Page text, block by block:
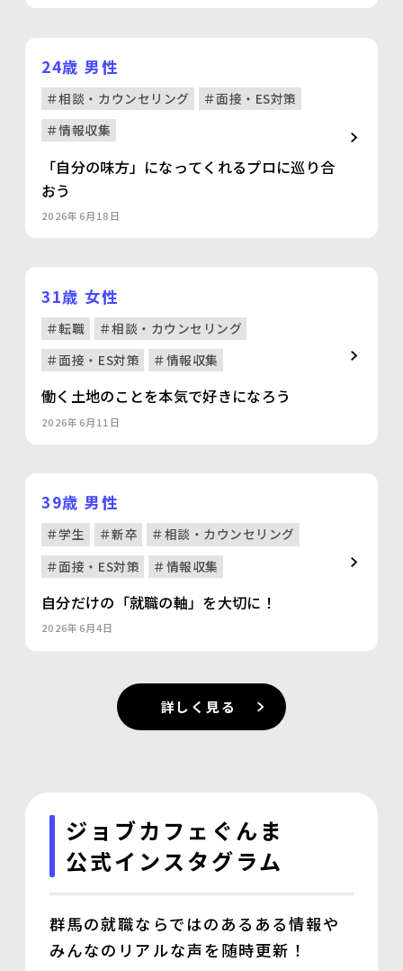
24歳 男性
＃相談・カウンセリング
＃面接・ES対策
＃情報収集
「自分の味方」になってくれるプロに巡り合
おう
2026年6月18日
31歳 女性
＃転職
＃相談・カウンセリング
＃面接・ES対策
＃情報収集
働く土地のことを本気で好きになろう
2026年6月11日
39歳 男性
＃学生 ＃新卒
＃相談・カウンセリング
＃面接・ES対策
＃情報収集
自分だけの「就職の軸」を大切に！
2026年6月4日
詳しく見る
ジョブカフェぐんま
公式インスタグラム
群馬の就職ならではのあるある情報や
みんなのリアルな声を随時更新！